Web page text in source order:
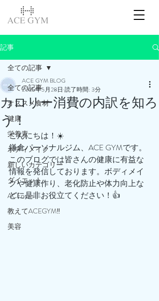
記事
全ての記事
オススメ食材
健康
栄養素
ボディメイク
新しいカテゴリー
ダイエット
ACEnews
教えてACEGYM‼️
美容
全ての記事
カロリー消費の内訳を知ろ
う！
ACE GYM BLOG
2025年5月28日 読了時間: 3分
こんにちは！☀️
鎌倉パーソナルジム、ACE GYMです。
このブログでは皆さんの健康に有益な
情報を発信しております。ボディメイ
クや健康作り、老化防止や体力向上な
どに是非お役立てください！👍